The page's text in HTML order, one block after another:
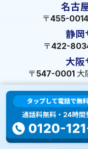
名古
〒455-
静岡
〒422-
大阪
〒547-0001 大
広島
広島県
福岡